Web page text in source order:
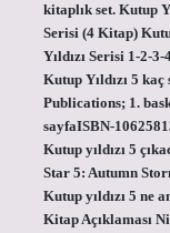
kitaplık set. Kutup
Serisi (4 Kitap)
Yıldızı Serisi 1-2-
Kutup Yıldızı 5
Publications; 1.
sayfaISBN-
Kutup yıldızı 5
Star 5: Autumn
Kutup yıldızı 5 ne
Kitap Açıklaması